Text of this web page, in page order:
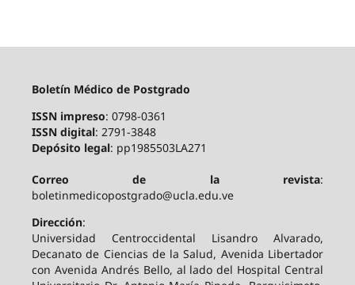
Boletín Médico de Postgrado
ISSN impreso: 0798-0361
ISSN digital: 2791-3848
Depósito legal: pp1985503LA271
Correo de la revista:
boletinmedicopostgrado@ucla.edu.ve
Dirección:
Universidad Centroccidental Lisandro Alvarado,
Decanato de Ciencias de la Salud, Avenida Libertador
con Avenida Andrés Bello, al lado del Hospital Central